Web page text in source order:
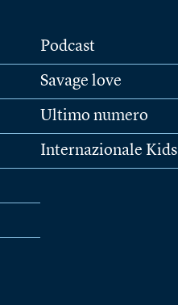
Podcast
Savage love
Ultimo numero
Internazionale Kids